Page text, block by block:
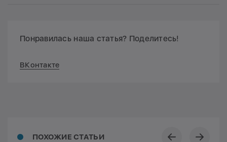
Понравилась наша статья? Поделитесь!
ВКонтакте
ПОХОЖИЕ СТАТЬИ